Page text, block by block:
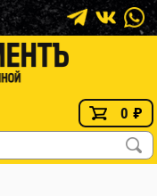
0 ₽